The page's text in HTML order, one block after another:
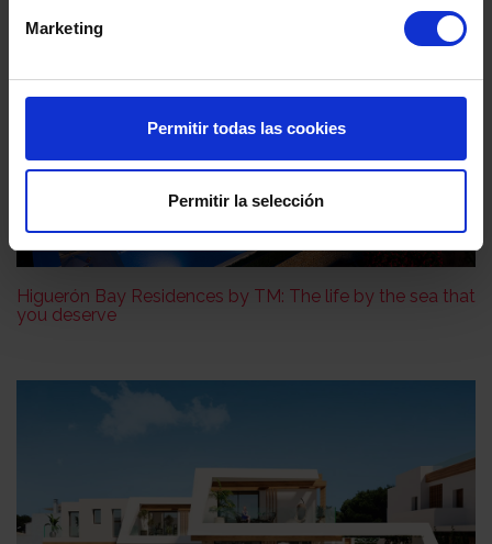
Marketing
Permitir todas las cookies
Permitir la selección
Higuerón Bay Residences by TM: The life by the sea that
you deserve